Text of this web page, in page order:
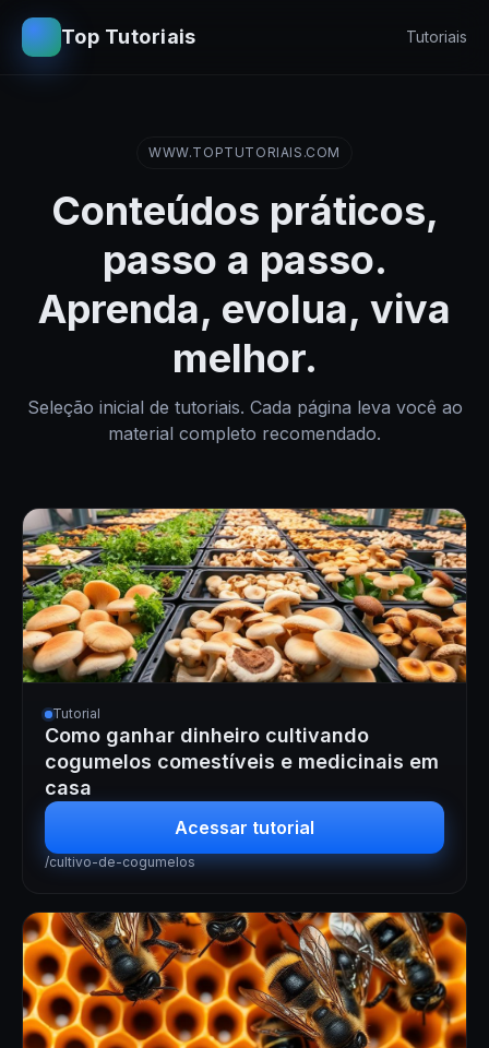
Top Tutoriais Tutoriais
WWW.TOPTUTORIAIS.COM
Conteúdos práticos,
passo a passo.
Aprenda, evolua, viva
melhor.
Seleção inicial de tutoriais. Cada página leva você ao
material completo recomendado.
Tutorial
Como ganhar dinheiro cultivando
cogumelos comestíveis e medicinais em
casa
Acessar tutorial
/cultivo-de-cogumelos